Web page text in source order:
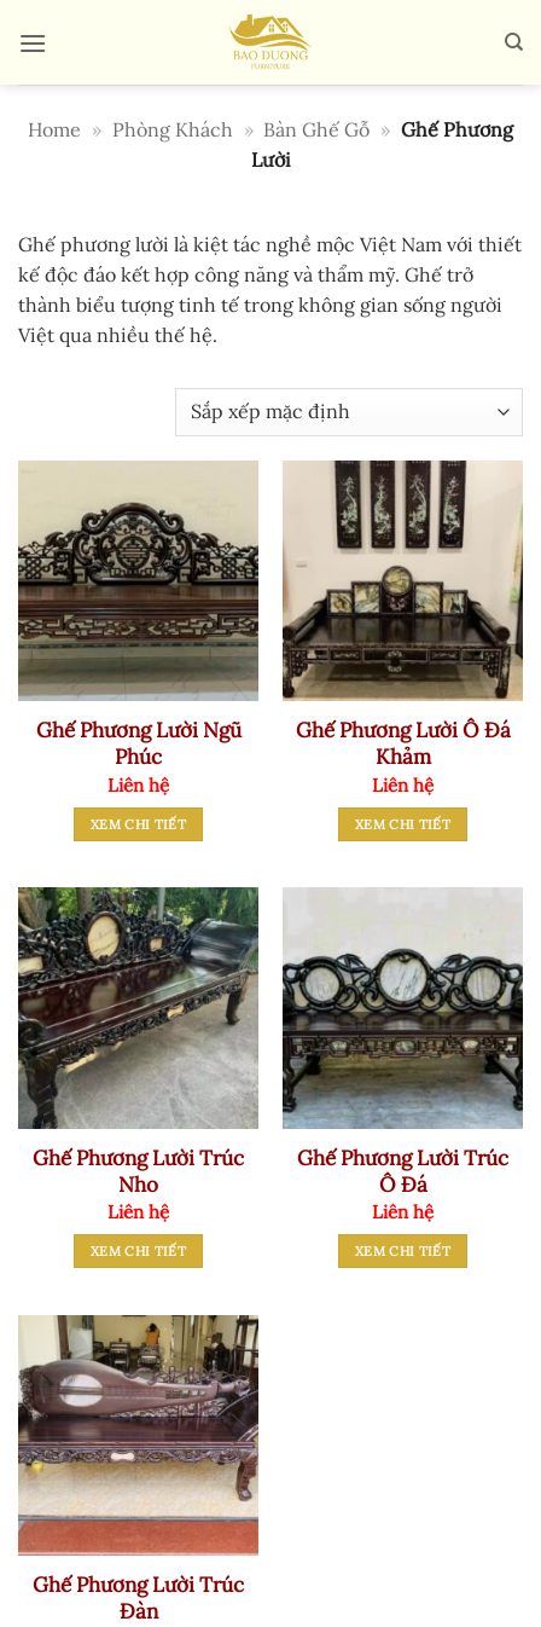
qua
Home » Phòng Khách » Bàn Ghế Gỗ » Ghế Phương
Lười
Ghế phương lười là kiệt tác nghề mộc Việt Nam với thiết
kế độc đáo kết hợp công năng và thẩm mỹ. Ghế trở
thành biểu tượng tinh tế trong không gian sống người
Việt qua nhiều thế hệ.
Ghế Phương Lười Ngũ
Phúc
Liên hệ
XEM CHI TIẾT
Ghế Phương Lười Ô Đá
Khảm
Liên hệ
XEM CHI TIẾT
Ghế Phương Lười Trúc
Nho
Liên hệ
XEM CHI TIẾT
Ghế Phương Lười Trúc
Ô Đá
Liên hệ
XEM CHI TIẾT
Ghế Phương Lười Trúc
Đàn